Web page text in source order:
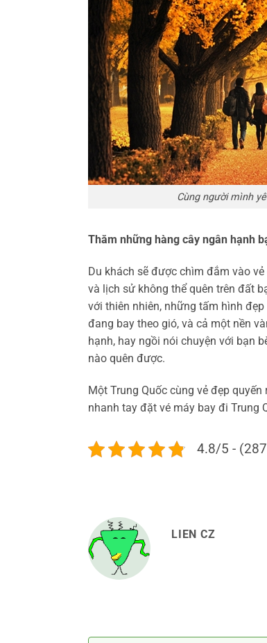
Cùng người mình
Thăm những hàng cây ngân hạnh
Du khách sẽ được chìm đắm vào
và lịch sử không thể quên trên đất
với thiên nhiên, những tấm hình
đang bay theo gió, và cả một nền
hạnh, hay ngồi nói chuyện với bạn
nào quên được.
Một Trung Quốc cùng vẻ đẹp
nhanh tay đặt vé máy bay đi Trung
4.8/5 -
LIEN CZ